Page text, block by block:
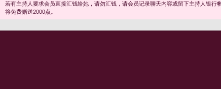
若有主持人要求会员直接汇钱给她，请勿汇钱，请会员记录聊天内容或留下主持人银行
将免费赠送2000点。